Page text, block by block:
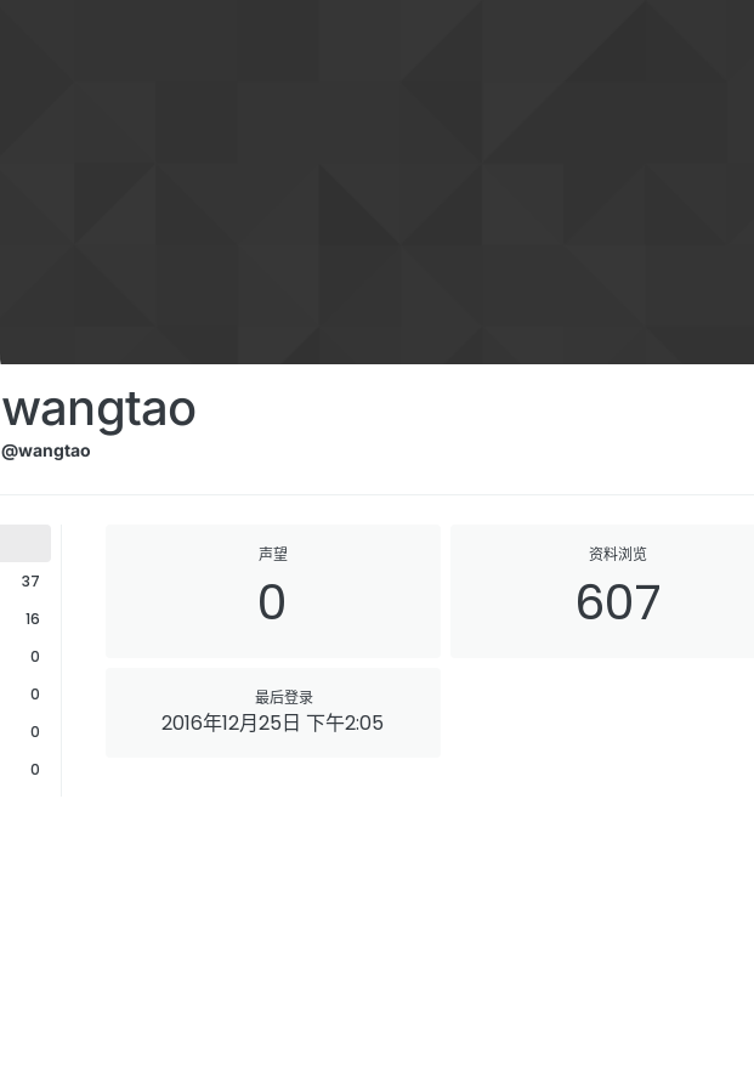
wangtao
@wangtao
37
16
0
0
0
0
声望
0
资料浏览
607
最后登录
2016年12月25日 下午2:05